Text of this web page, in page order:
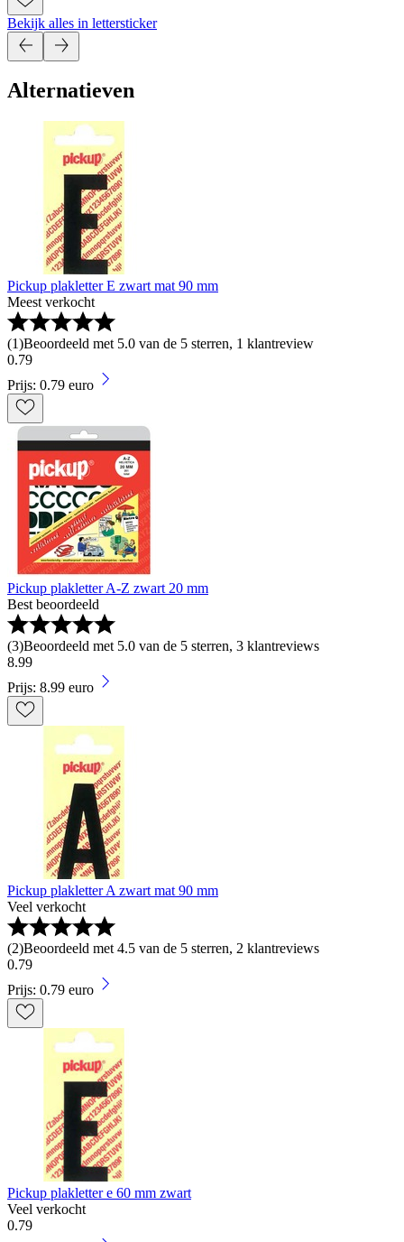
Bekijk alles in lettersticker
Alternatieven
Pickup plakletter E zwart mat 90 mm
Meest verkocht
(1)Beoordeeld met 5.0 van de 5 sterren, 1 klantreview
0.79
Prijs: 0.79 euro
Pickup plakletter A-Z zwart 20 mm
Best beoordeeld
(3)Beoordeeld met 5.0 van de 5 sterren, 3 klantreviews
8.99
Prijs: 8.99 euro
Pickup plakletter A zwart mat 90 mm
Veel verkocht
(2)Beoordeeld met 4.5 van de 5 sterren, 2 klantreviews
0.79
Prijs: 0.79 euro
Pickup plakletter e 60 mm zwart
Veel verkocht
0.79